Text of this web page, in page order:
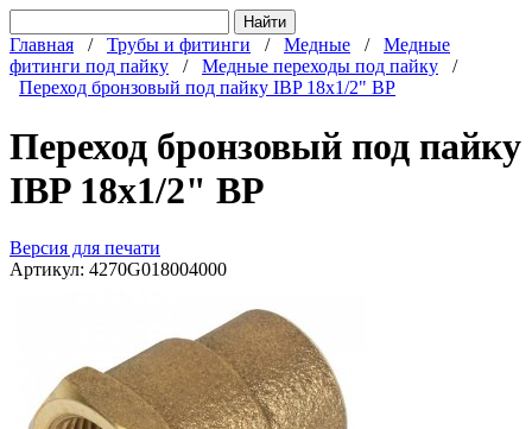
Главная / Трубы и фитинги / Медные / Медные
фитинги под пайку / Медные переходы под пайку /
Переход бронзовый под пайку IBP 18x1/2" ВР
Переход бронзовый под пайку
IBP 18x1/2" ВР
Версия для печати
Артикул: 4270G018004000